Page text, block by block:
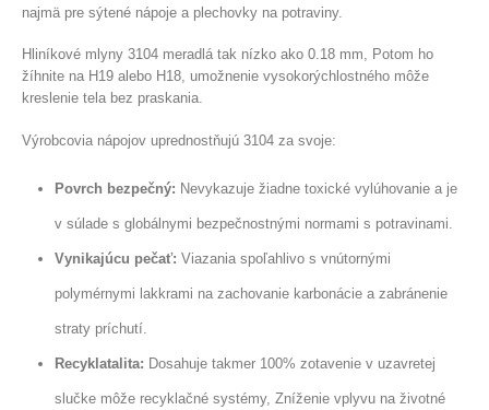
najmä pre sýtené nápoje a plechovky na potraviny.
Hliníkové mlyny 3104 meradlá tak nízko ako 0.18 mm, Potom ho
žíhnite na H19 alebo H18, umožnenie vysokorýchlostného môže
kreslenie tela bez praskania.
Výrobcovia nápojov uprednostňujú 3104 za svoje:
Povrch bezpečný: Nevykazuje žiadne toxické vylúhovanie a je
v súlade s globálnymi bezpečnostnými normami s potravinami.
Vynikajúcu pečať: Viazania spoľahlivo s vnútornými
polymérnymi lakkrami na zachovanie karbonácie a zabránenie
straty príchutí.
Recyklatalita: Dosahuje takmer 100% zotavenie v uzavretej
slučke môže recyklačné systémy, Zníženie vplyvu na životné